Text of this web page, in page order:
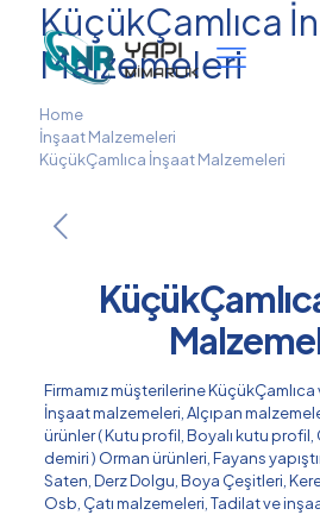
KüçükÇamlıca
Malzemeleri
Home
İnşaat Malzemeleri
KüçükÇamlıca İnşaat Malzemeleri
Firmamız müşterilerine
İnşaat malzemeleri, Alçıpan
ürünler ( Kutu profil, Boyalı kutu
demiri ) Orman ürünleri, Fayans
Saten, Derz Dolgu, Boya Çeşitleri,
Osb, Çatı malzemeleri, Tadilat ve